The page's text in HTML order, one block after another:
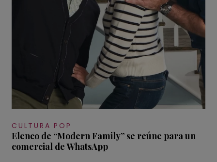
CULTURA POP
Elenco de “Modern Family” se reúne para un
comercial de WhatsApp